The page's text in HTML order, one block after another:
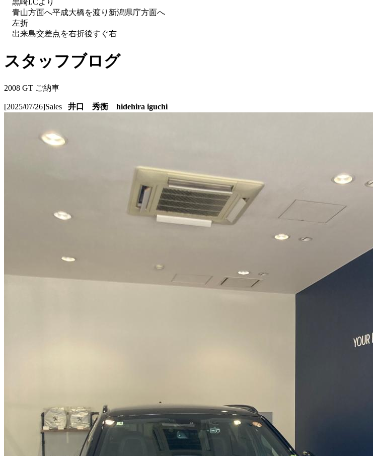
黒崎I.Cより
青山方面へ平成大橋を渡り新潟県庁方面へ
左折
出来島交差点を右折後すぐ右
スタッフブログ
2008 GT ご納車
[2025/07/26]Sales 井口 秀衡 hidehira iguchi